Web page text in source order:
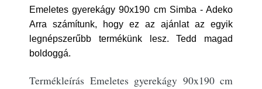
Emeletes gyerekágy 90x190 cm Simba - Adeko
Arra számítunk, hogy ez az ajánlat az egyik
legnépszerűbb termékünk lesz. Tedd magad
boldoggá.
Termékleírás Emeletes gyerekágy 90x190 cm